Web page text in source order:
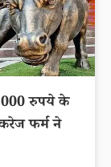
रुपये के
फर्म ने